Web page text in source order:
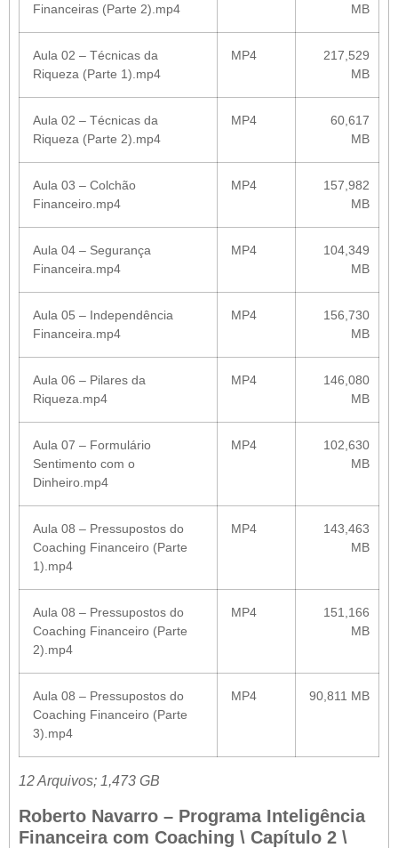
Financeiras (Parte 2).mp4
MB
Aula 02 – Técnicas da
Riqueza (Parte 1).mp4
MP4
217,529
MB
Aula 02 – Técnicas da
Riqueza (Parte 2).mp4
MP4
60,617
MB
Aula 03 – Colchão
Financeiro.mp4
MP4
157,982
MB
Aula 04 – Segurança
Financeira.mp4
MP4
104,349
MB
Aula 05 – Independência
Financeira.mp4
MP4
156,730
MB
Aula 06 – Pilares da
Riqueza.mp4
MP4
146,080
MB
Aula 07 – Formulário
Sentimento com o
Dinheiro.mp4
MP4
102,630
MB
Aula 08 – Pressupostos do
Coaching Financeiro (Parte
1).mp4
MP4
143,463
MB
Aula 08 – Pressupostos do
Coaching Financeiro (Parte
2).mp4
MP4
151,166
MB
Aula 08 – Pressupostos do
Coaching Financeiro (Parte
3).mp4
MP4 90,811 MB
12 Arquivos; 1,473 GB
Roberto Navarro – Programa Inteligência
Financeira com Coaching \ Capítulo 2 \